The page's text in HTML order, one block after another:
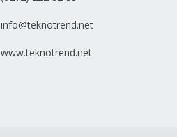
info@teknotrend.net
www.teknotrend.net